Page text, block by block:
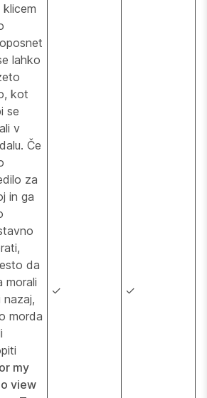
klicem
lahko
kot
se
v
Če
za
in ga
da
morali
nazaj,
morda
my
view
✓ ✓